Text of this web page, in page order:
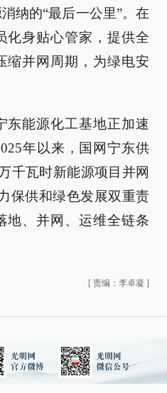
纳的“最后一公里”。在
化身贴心管家，提供全
缩并网周期，为绿电安
东能源化工基地正加速
年以来，国网宁东供
千瓦时新能源项目并网
保供和绿色发展双重责
地、并网、运维全链条
[ 责编：李卓凝 ]